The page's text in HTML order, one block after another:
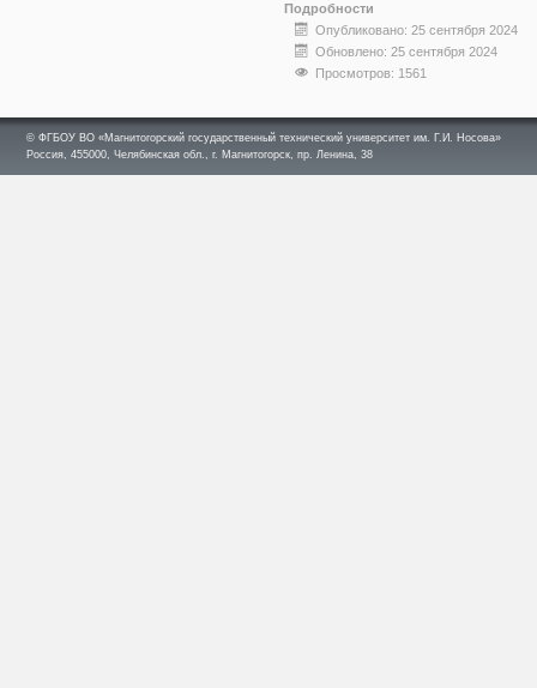
Подробности
Опубликовано: 25 сентября 2024
Обновлено: 25 сентября 2024
Просмотров: 1561
© ФГБОУ ВО «Магнитогорский государственный технический университет им. Г.И. Носова»
Россия, 455000, Челябинская обл., г. Магнитогорск, пр. Ленина, 38